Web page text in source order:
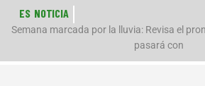
ES NOTICIA
Semana marcada por la lluvia: Revisa el
pasará con